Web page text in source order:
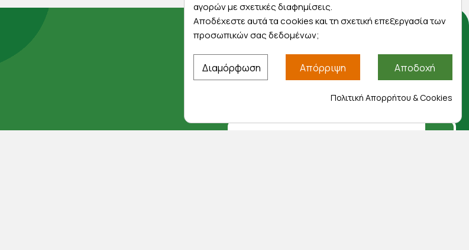
Αποκλειστικές προσφορές
Εγγραφείτε με το email σας για να ενημερώνεστε
εκπτωτικούς κωδικούς και μοναδικά δώρα!
αγορών με σχετικές διαφημίσεις.
Αποδέχεστε αυτά τα cookies και τη σχετική επεξεργασία των
προσωπικών σας δεδομένων;
Διαμόρφωση Απόρριψη Αποδοχή
Πολιτική Απορρήτου & Cookies